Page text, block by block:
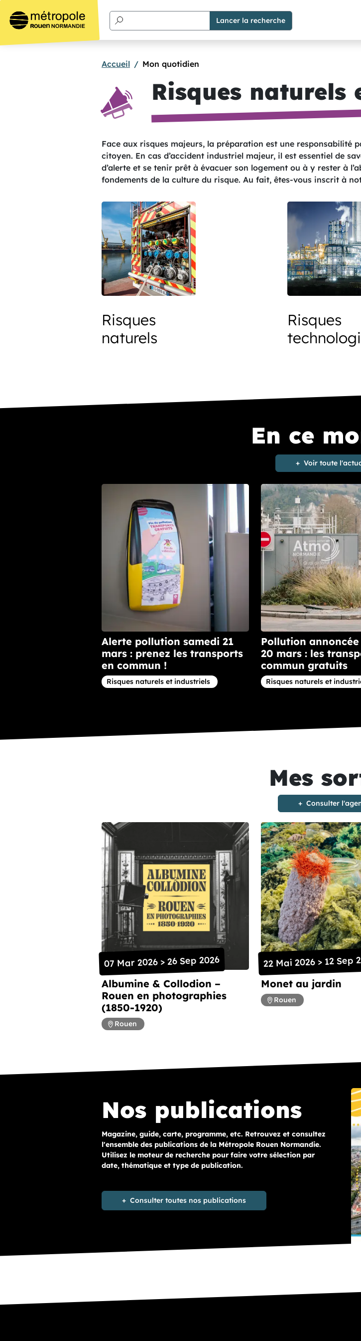
Aller au contenu principal
Accueil Mon quotidien
Risques naturels
Texte de présentation
Face aux risques majeurs, la préparation est une responsabilité
citoyen. En cas d’accident industriel majeur, il est essentiel de
d’alerte et se tenir prêt à évacuer son logement ou à y rester à
fondements de la culture du risque. Au fait, êtes-vous inscrit à
Risques
naturels
Risques
En ce
Voir toute
Alerte pollution samedi 21
mars : prenez les transports
en commun !
Article concernant la thématique
Risques naturels et industriels
Pollution
20 mars : les
commun gratuits
Article concernant la
Risques naturels et
Mes
Consulter
Albumine & Collodion –
Rouen en photographies
(1850-1920)
07 Mar 2026 > 26 Sep 2026
Rouen
Monet au jardin
22 Mai 2026 > 12 Sep
Rouen
Nos publications
Magazine, guide, carte, programme, etc. Retrouvez et consultez
l'ensemble des publications de la Métropole Rouen Normandie.
Utilisez le moteur de recherche pour faire votre sélection par
date, thématique et type de publication.
Consulter toutes nos publications